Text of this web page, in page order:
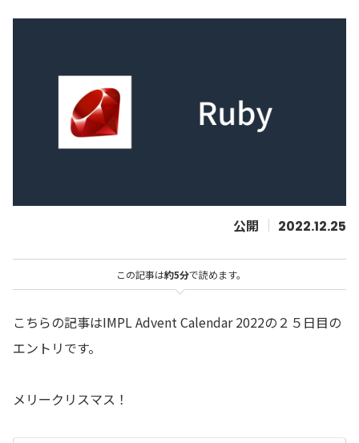
2022.12.25
この記事は約5分で読めます。
こちらの記事はIMPL Advent Calendar 2022の２５日目の
エントリです。
メリークリスマス！